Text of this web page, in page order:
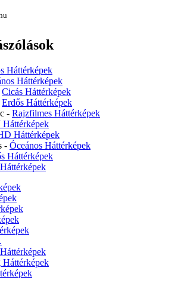
Háttérképek
Háttérképek
Cicás Háttérképek
Erdős Háttérképek
- Rajzfilmes Háttérképek
Háttérképek
- Óceános Háttérképek
Háttérképek
Háttérképek